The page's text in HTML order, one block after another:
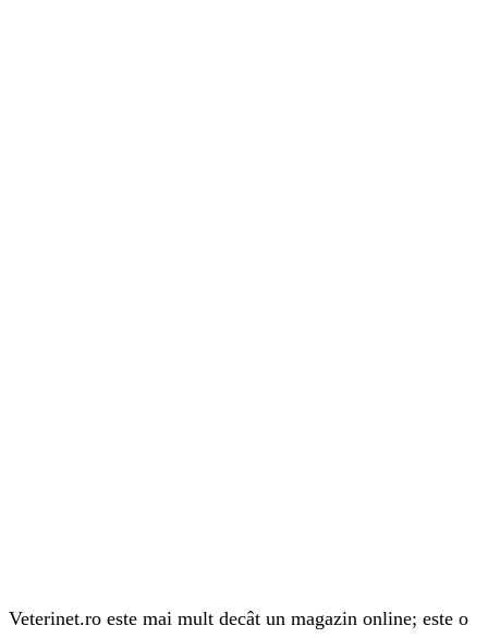
Veterinet.ro este mai mult decât un magazin online; este o